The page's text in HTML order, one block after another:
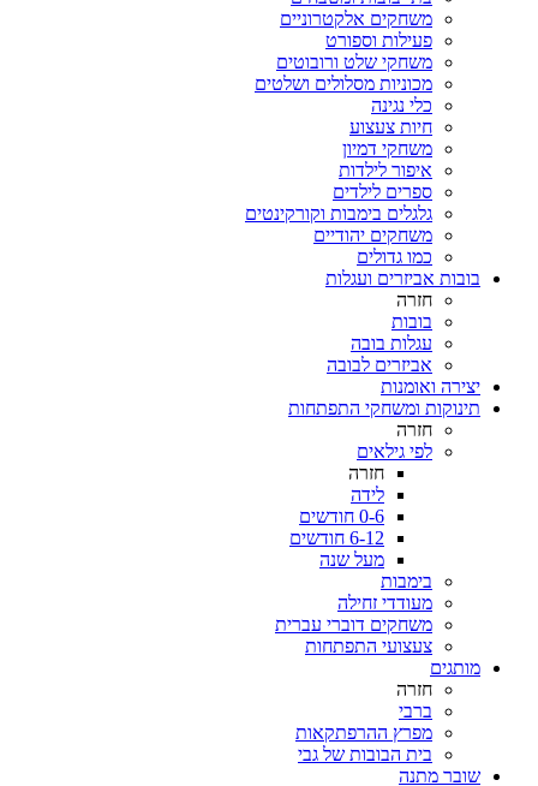
משחקים אלקטרוניים
פעילות וספורט
משחקי שלט ורובוטים
מכוניות מסלולים ושלטים
כלי נגינה
חיות צעצוע
משחקי דמיון
איפור לילדות
ספרים לילדים
גלגלים בימבות וקורקינטים
משחקים יהודיים
כמו גדולים
בובות אביזרים ועגלות
חזרה
בובות
עגלות בובה
אביזרים לבובה
יצירה ואומנות
תינוקות ומשחקי התפתחות
חזרה
לפי גילאים
חזרה
לידה
0-6 חודשים
6-12 חודשים
מעל שנה
בימבות
מעודדי זחילה
משחקים דוברי עברית
צעצועי התפתחות
מותגים
חזרה
ברבי
מפרץ ההרפתקאות
בית הבובות של גבי
שובר מתנה